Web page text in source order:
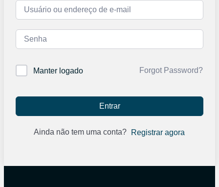
Manter logado Forgot Password?
Entrar
Ainda não tem uma conta? Registrar agora